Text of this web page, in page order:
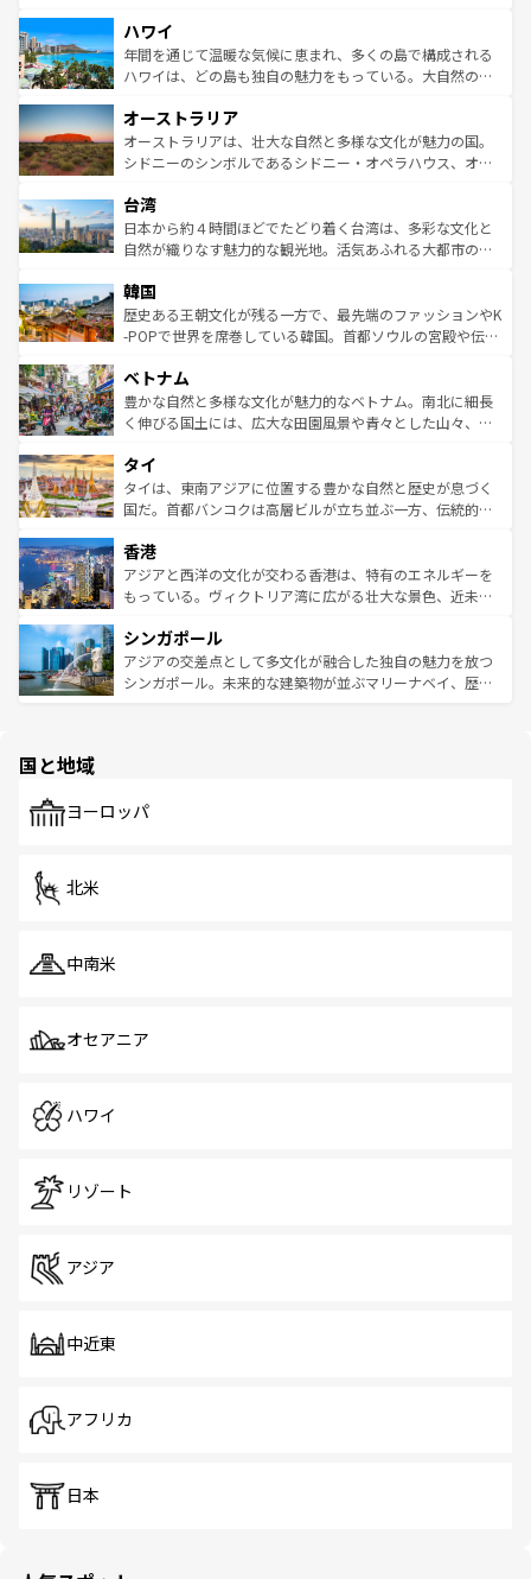
ば市内交通費無料で観光を楽しむこともできる。 なお、新
着のスイス情報はコンテンツ一覧 を参照してほしい。
のような巨大都市は、観光、ショッピング、エンターテイ
ンメントが詰まった刺激的なスポットだ。一方、アメリカ
西部には大自然が広がり、グランドキャニオンやイエロー
部のニューオーリンズでは、音楽と美食が融合した独特の
文化が魅力。旅行者はアメリカの各地域で異なる魅力を楽
しみながら、その多様性と豊かな歴史を感じることができ
ならではの贅沢な旅のスタイルだ。 なお、新着のアメリカ
情報はコンテンツ一覧を参照してほしい。
ハワイ
年間を通じて温暖な気候に恵まれ、多くの島で構成される
ハワイは、どの島も独自の魅力をもっている。大自然の神
ワイ島は見逃せない。また、定番の観光地といえばオアフ
島だが、静かな自然を求めるならマウイ島やカウアイ島が
おすすめ。エメラルドグリーンに輝く海をはじめ、豊かな
れるおもてなしの心で訪れる人々を迎えてくれるハワイの
人々、おいしいローカルフードやハワイアンミュージッ
ク、伝統的なフラダンスなど、すべてがハワイの魅力を彩
ワイを、存分に味わってほしい。 なお、新着のハワイ情報
はコンテンツ一覧を参照してほしい。
オーストラリア
オーストラリアは、壮大な自然と多様な文化が魅力の国。
シドニーのシンボルであるシドニー・オペラハウス、オー
リアリーフや大陸中央部にそびえるウルル（エアーズロッ
ク）、タスマニアの美しい原生林やケアンズの熱帯雨林な
ど、見どころがたくさん。また、カフェやワイン、オージ
いる。アクティビティも充実しており、サーフィンやダイ
ビング、ハイキングなど、アウトドア好きにはたまらな
い。オーストラリアの多彩な魅力を存分に味わいつくそ
参照してほしい。
台湾
日本から約４時間ほどでたどり着く台湾は、多彩な文化と
自然が織りなす魅力的な観光地。活気あふれる大都市の台
ン）、静ひつな山岳地帯である台湾東部など、都市の喧騒
と山間の静けさが共存しており、訪れる人に新しい発見と
驚きをもたらしてくれる。また、奥深い台湾の食文化も魅
容にもいいと評判のスイーツなど、バラエティ豊かな料理
が味わえる。 なお、新着の台湾情報は コンテンツ一覧を参
照してほしい。
韓国
歴史ある王朝文化が残る一方で、最先端のファッションやK
-POPで世界を席巻している韓国。首都ソウルの宮殿や伝統
き、地方に足を延ばせば四季折々の自然美を楽しむことが
できる。そして、キムチや焼肉、絶品のストリートフード
まで、さまざまな韓国料理が待っている。夜には、韓国な
リティに包まれながら、韓国の多彩な魅力を心ゆくまで味
わってみてほしい。 なお、新着の韓国情報はコンテンツ一
覧を参照してほしい。
ベトナム
豊かな自然と多様な文化が魅力的なベトナム。南北に細長
く伸びる国土には、広大な田園風景や青々とした山々、世
急速な発展と共に伝統が息づく。ハノイの古い町並みやホ
ーチミン市のフランス統治時代の建物も、独特の雰囲気を
醸し出している。また、バラエティの豊かさとおいしさで
とつ。フォーやバインミー、ベトナムコーヒーなどは、ぜ
ひ現地で味わいたい。どの地域を訪れてもあたたかい人々
が旅行者を迎えてくれるので、きっと忘れられない旅にな
参照してほしい。
タイ
タイは、東南アジアに位置する豊かな自然と歴史が息づく
国だ。首都バンコクは高層ビルが立ち並ぶ一方、伝統的な
の活気が交差している。北部ではチェンマイなどの山岳地
帯で自然と触れ合い、南部ではプーケットやクラビの美し
いビーチでリゾート気分を楽しむことができる。タイ料理
激する。気候は一年中温暖で、どの季節にも異なる楽しみ
が待っている。親しみやすいタイの人々、仏教を中心とし
た文化、そして多様な観光資源が、訪れる旅人を魅了し続
香港
アジアと西洋の文化が交わる香港は、特有のエネルギーを
もっている。ヴィクトリア湾に広がる壮大な景色、近未来
み、どこを訪れても感動するはず。観光スポットが密集し
ており、効率よく見どころを回れるのも魅力。息をのむよ
うな絶景から文化的な体験まで、香港を存分に楽しみ尽く
シンガポール
アジアの交差点として多文化が融合した独自の魅力を放つ
シンガポール。未来的な建築物が並ぶマリーナベイ、歴史
で、ホーカーズは地元の風情を楽しめる外せないスポット
国と地域
ヨーロッパ
北米
中南米
オセアニア
ハワイ
リゾート
アジア
中近東
アフリカ
日本